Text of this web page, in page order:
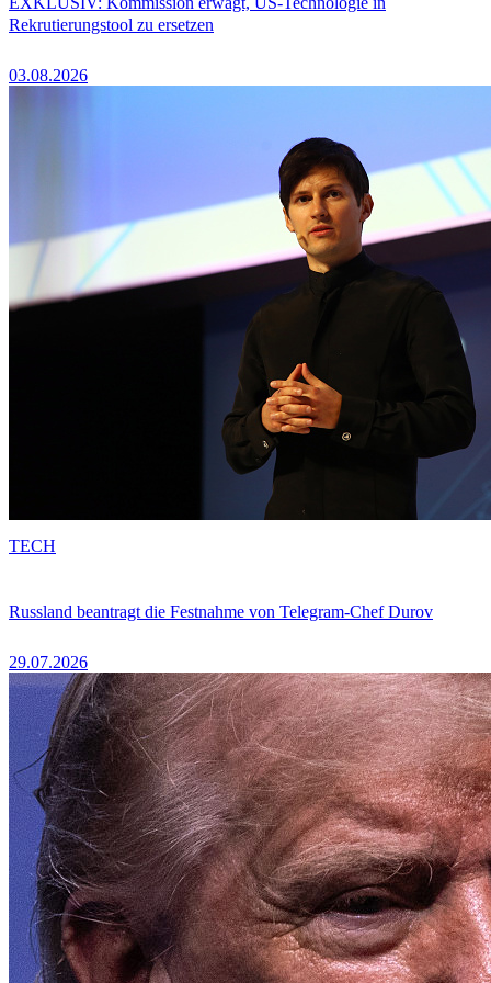
Rekrutierungstool zu ersetzen
03.08.2026
Russland beantragt die Festnahme von Telegram-Chef Durov
29.07.2026
TECH